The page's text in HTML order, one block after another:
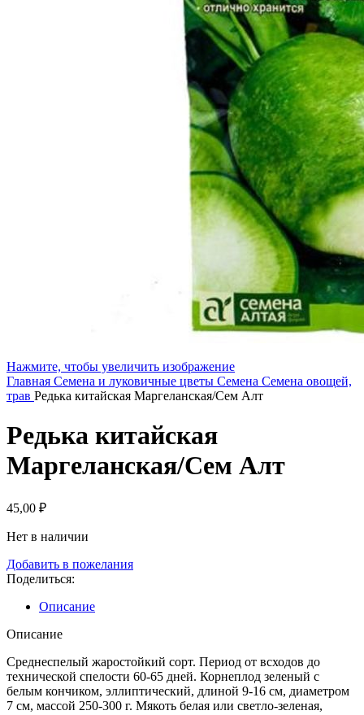
Нажмите, чтобы увеличить изображение
Главная Семена и луковичные цветы Семена Семена овощей,
трав Редька китайская Маргеланская/Сем Алт
Редька китайская
Маргеланская/Сем Алт
45,00 ₽
Нет в наличии
Добавить в пожелания
Поделиться:
Описание
Описание
Среднеспелый жаростойкий сорт. Период от всходов до
технической спелости 60-65 дней. Корнеплод зеленый с
белым кончиком, эллиптический, длиной 9-16 см, диаметром
7 см, массой 250-300 г. Мякоть белая или светло-зеленая,